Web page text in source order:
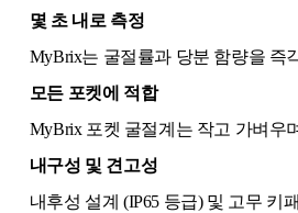
몇 초 내로 측정
MyBrix는 굴절률과 당분 함량을 즉
모든 포켓에 적합
MyBrix 포켓 굴절계는 작고 가벼우
내구성 및 견고성
내후성 설계 (IP65 등급) 및 고무 키